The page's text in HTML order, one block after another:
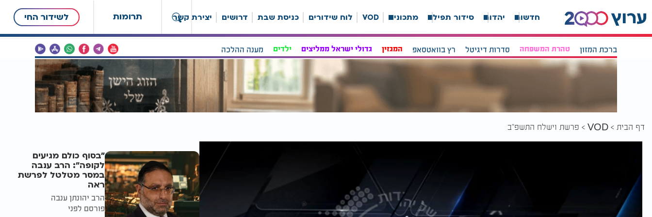
תרומות לשידור החי חדשות יהדות סידור תפילה מתכונים VOD לוח שידורים כניסת שבת דרושים יצירת קשר
ברכת המזון טהרת המשפחה סדרות דיגיטל רץ בוואטסאפ המגזין גדולי ישראל ממליצים ילדים מענה ההלכה
דף הבית VOD פרשת וישלח התשפ"ב
"בסוף כולם מגיעים
לקופה": הרב ענבה
במסר מטלטל לפרשת
ראה
הרב יהונתן ענבה
פורסם לפני